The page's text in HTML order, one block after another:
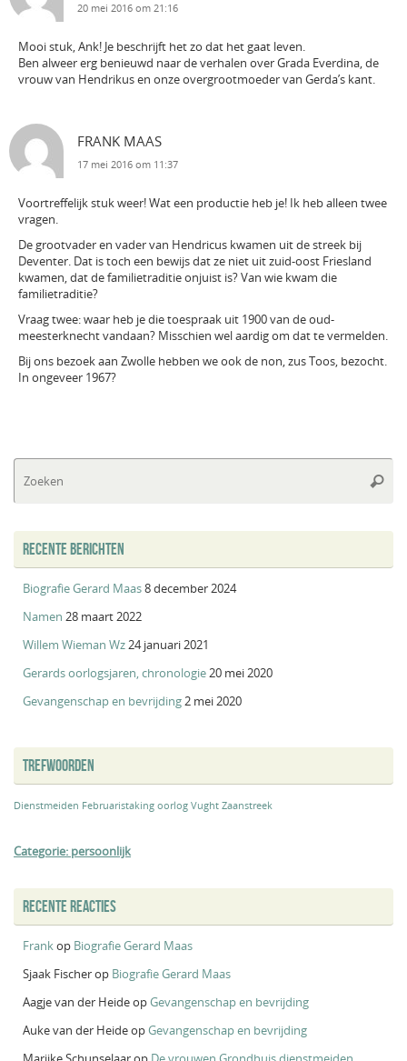
20 mei 2016 om 21:16
Mooi stuk, Ank! Je beschrijft het zo dat het gaat leven.
Ben alweer erg benieuwd naar de verhalen over Grada Everdina, de
vrouw van Hendrikus en onze overgrootmoeder van Gerda’s kant.
FRANK MAAS
17 mei 2016 om 11:37
Voortreffelijk stuk weer! Wat een productie heb je! Ik heb alleen twee
vragen.
De grootvader en vader van Hendricus kwamen uit de streek bij
Deventer. Dat is toch een bewijs dat ze niet uit zuid-oost Friesland
kwamen, dat de familietraditie onjuist is? Van wie kwam die
familietraditie?
Vraag twee: waar heb je die toespraak uit 1900 van de oud-
meesterknecht vandaan? Misschien wel aardig om dat te vermelden.
Bij ons bezoek aan Zwolle hebben we ook de non, zus Toos, bezocht.
In ongeveer 1967?
RECENTE BERICHTEN
Biografie Gerard Maas8 december 2024
Namen 28 maart 2022
Willem Wieman Wz24 januari 2021
Gerards oorlogsjaren, chronologie20 mei 2020
Gevangenschap en bevrijding2 mei 2020
TREFWOORDEN
Dienstmeiden Februaristaking oorlog Vught Zaanstreek
Categorie: persoonlijk
RECENTE REACTIES
Frankop Biografie Gerard Maas
Sjaak Fischerop Biografie Gerard Maas
Aagje van der HeideopGevangenschap en bevrijding
Auke van der HeideopGevangenschap en bevrijding